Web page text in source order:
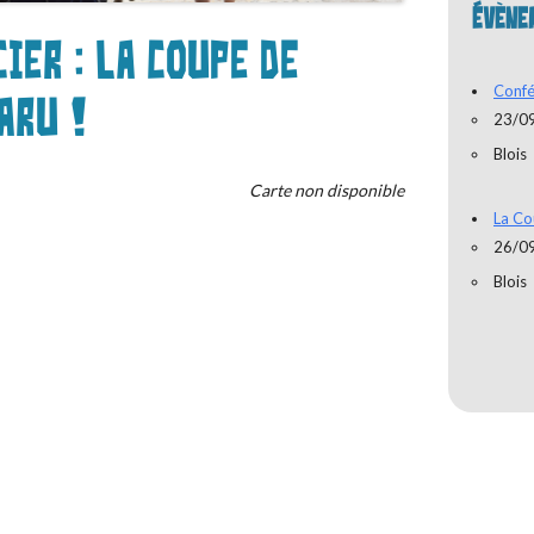
: La Coupe de
!
Carte non disponible
23/
Blois
La
26/
Blois